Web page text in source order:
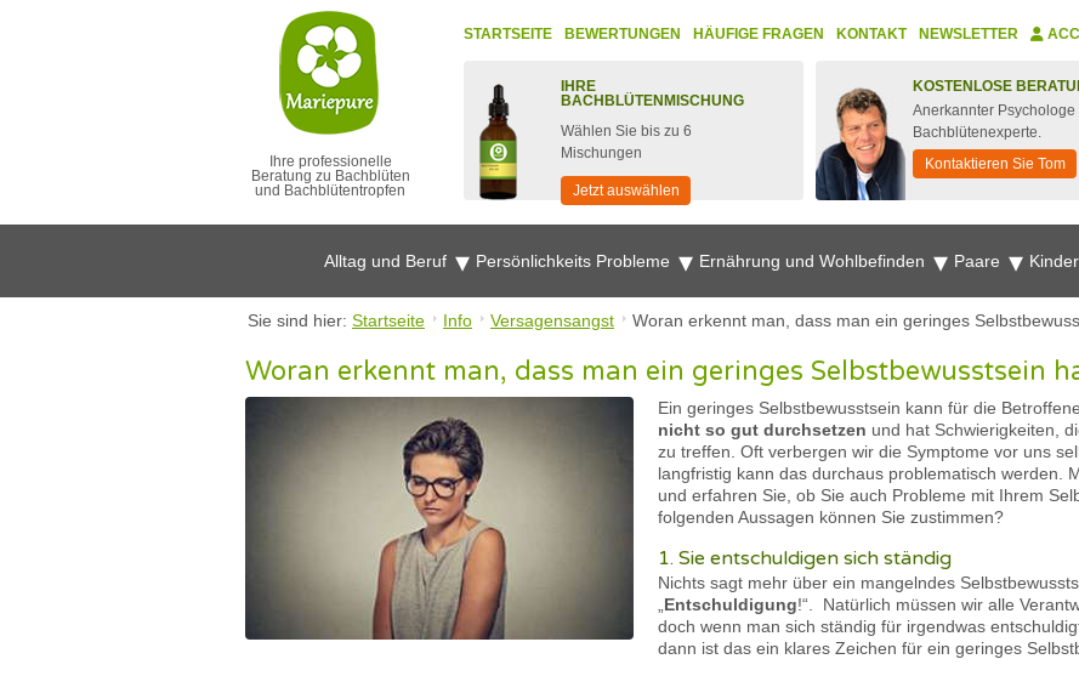
Ihre professionelle
Beratung zu Bachblüten
und Bachblütentropfen
STARTSEITE BEWERTUNGEN HÄUFIGE FRAGEN KONTAKT NEWSLETTER
IHRE
BACHBLÜTENMISCHUNG
Wählen Sie bis zu 6
Mischungen
Jetzt auswählen
KOSTENLOSE
Anerkannter Psychologe
Bachblütenexperte.
Kontaktieren Sie Tom
Alltag und Beruf Persönlichkeits Probleme Ernährung und Wohlbefinden Paare
Sie sind hier: Startseite Info Versagensangst Woran erkennt man, dass man ein geringes
Woran erkennt man, dass man ein geringes Selbstbewusstsein
Ein geringes Selbstbewusstsein kann für die
nicht so gut durchsetzen und hat Schwierigkeiten,
zu treffen. Oft verbergen wir die Symptome vor uns
langfristig kann das durchaus problematisch werden.
und erfahren Sie, ob Sie auch Probleme mit Ihrem
folgenden Aussagen können Sie zustimmen?
1. Sie entschuldigen sich ständig
Nichts sagt mehr über ein mangelndes
Entschuldigung!“. Natürlich müssen wir alle
doch wenn man sich ständig für irgendwas
dann ist das ein klares Zeichen für ein geringes